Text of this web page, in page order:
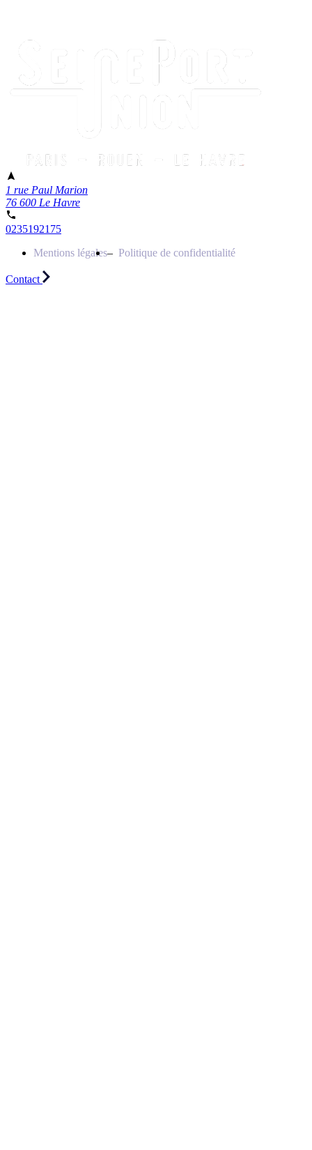
1 rue Paul Marion
76 600 Le Havre
0235192175
Mentions légales
Politique de confidentialité
Contact